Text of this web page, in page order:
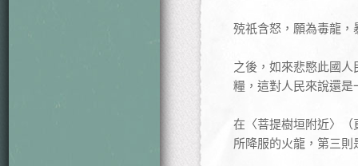
殑祇含怒，願為毒龍，
之後，如來悲愍此國
糧，這對人民來說還
在〈菩提樹垣附近〉（
所降服的火龍，第三則